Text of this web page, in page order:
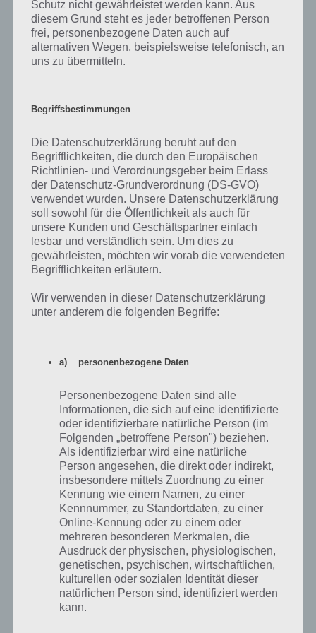
Auf WhatsApp teilen Teilen auf Facebook
Tweet auf Twitter
Nächster Artikel in dieser Serie
Mehr Artikel hier auf Touchportal
neuste
Matthias 01.04.2014 19:36
Hilfe komme bei Level 59 nicht weiter. ….
Antworten
Werner Kl.
Schutz nicht gewährleistet werden kann. Aus
diesem Grund steht es jeder betroffenen Person
frei, personenbezogene Daten auch auf
alternativen Wegen, beispielsweise telefonisch, an
uns zu übermitteln.
Begriffsbestimmungen
Die Datenschutzerklärung beruht auf den
Begrifflichkeiten, die durch den Europäischen
Richtlinien- und Verordnungsgeber beim Erlass
der Datenschutz-Grundverordnung (DS-GVO)
verwendet wurden. Unsere Datenschutzerklärung
soll sowohl für die Öffentlichkeit als auch für
unsere Kunden und Geschäftspartner einfach
lesbar und verständlich sein. Um dies zu
gewährleisten, möchten wir vorab die verwendeten
Begrifflichkeiten erläutern.
Wir verwenden in dieser Datenschutzerklärung
unter anderem die folgenden Begriffe:
a) personenbezogene Daten
Personenbezogene Daten sind alle
Informationen, die sich auf eine identifizierte
oder identifizierbare natürliche Person (im
Folgenden „betroffene Person") beziehen.
Als identifizierbar wird eine natürliche
Person angesehen, die direkt oder indirekt,
insbesondere mittels Zuordnung zu einer
Kennung wie einem Namen, zu einer
Kennnummer, zu Standortdaten, zu einer
Online-Kennung oder zu einem oder
mehreren besonderen Merkmalen, die
Ausdruck der physischen, physiologischen,
genetischen, psychischen, wirtschaftlichen,
kulturellen oder sozialen Identität dieser
natürlichen Person sind, identifiziert werden
kann.